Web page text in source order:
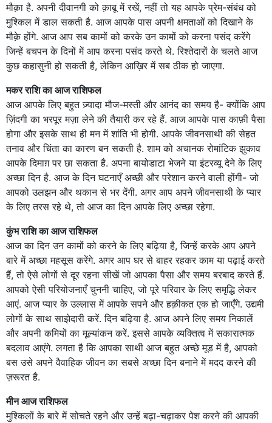
मौक़ा है. अपनी दीवानगी को क़ाबू में रखें, नहीं तो यह आपके प्रेम-संबंध को
मुश्किल में डाल सकती है. आज आपके पास अपनी क्षमताओं को दिखाने के
मौक़े होंगे. आज आप सब कामों को करके उन कामों को करना पसंद करेंगे
जिन्हें बचपन के दिनों में आप करना पसंद करते थे. रिश्तेदारों के चलते आज
कुछ कहासुनी हो सकती है, लेकिन आख़िर में सब ठीक हो जाएगा.
मकर राशि का आज राशिफल
आज आपके लिए बहुत ज़्यादा मौज-मस्ती और आनंद का समय है- क्योंकि आप
ज़िंदगी का भरपूर मज़ा लेने की तैयारी कर रहे हैं. आज आपके पास काफ़ी पैसा
होगा और इसके साथ ही मन में शांति भी होगी. आपके जीवनसाथी की सेहत
तनाव और चिंता का कारण बन सकती है. शाम को अचानक रोमांटिक झुकाव
आपके दिमाग़ पर छा सकता है. अपना बायोडाटा भेजने या इंटरव्यू देने के लिए
अच्छा दिन है. आज के दिन घटनाएँ अच्छी और परेशान करने वाली होंगी- जो
आपको उलझन और थकान से भर देंगी. अगर आप अपने जीवनसाथी के प्यार
के लिए तरस रहे थे, तो आज का दिन आपके लिए अच्छा रहेगा.
कुंभ राशि का आज राशिफल
आज का दिन उन कामों को करने के लिए बढ़िया है, जिन्हें करके आप अपने
बारे में अच्छा महसूस करेंगे. अगर आप घर से बाहर रहकर काम या पढ़ाई करते
हैं, तो ऐसे लोगों से दूर रहना सीखें जो आपका पैसा और समय बरबाद करते हैं.
आपको ऐसी परियोजनाएँ चुननी चाहिए, जो पूरे परिवार के लिए समृद्धि लेकर
आएं. आज प्यार के उल्लास में आपके सपने और हक़ीकत एक हो जाएँगे. उद्यमी
लोगों के साथ साझेदारी करें. दिन बढ़िया है. आज अपने लिए समय निकालें
और अपनी कमियों का मूल्यांकन करें. इससे आपके व्यक्तित्व में सकारात्मक
बदलाव आएंगे. लगता है कि आपका साथी आज बहुत अच्छे मूड में है, आपको
बस उसे अपने वैवाहिक जीवन का सबसे अच्छा दिन बनाने में मदद करने की
ज़रूरत है.
मीन आज राशिफल
मुश्किलों के बारे में सोचते रहने और उन्हें बढ़ा-चढ़ाकर पेश करने की आपकी